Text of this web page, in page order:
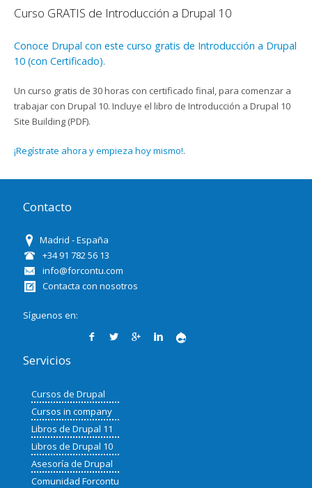
Curso GRATIS de Introducción a Drupal 10
Conoce Drupal con este curso gratis de Introducción a Drupal
10 (con Certificado).
Un curso gratis de 30 horas con certificado final, para comenzar a
trabajar con Drupal 10. Incluye el libro de Introducción a Drupal 10
Site Building (PDF).
¡Regístrate ahora y empieza hoy mismo!.
Contacto
Madrid - España
+34 91 782 56 13
info@forcontu.com
Contacta con nosotros
Síguenos en:
Servicios
Cursos de Drupal
Cursos in company
Libros de Drupal 11
Libros de Drupal 10
Asesoría de Drupal
Comunidad Forcontu